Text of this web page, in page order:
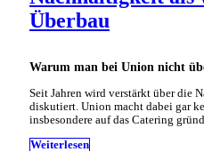
Warum man bei Union nicht
Überbau
Seit Jahren wird verstärkt über die
diskutiert. Union macht dabei gar
insbesondere auf das Catering
Weiterlesen